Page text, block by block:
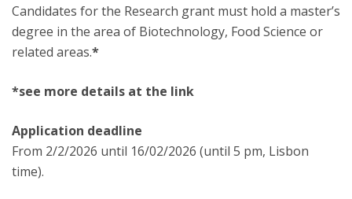
Candidates for the Research grant must hold a master’s
degree in the area of Biotechnology, Food Science or
related areas.*
*see more details at the link
Application deadline
From 2/2/2026 until 16/02/2026 (until 5 pm, Lisbon
time).